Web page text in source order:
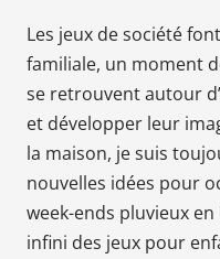
et
ciel
Les jeux de société
familiale, un moment
se retrouvent autour
et développer leur
la maison, je suis
nouvelles idées pour
week-ends pluvieux
infini des jeux pour